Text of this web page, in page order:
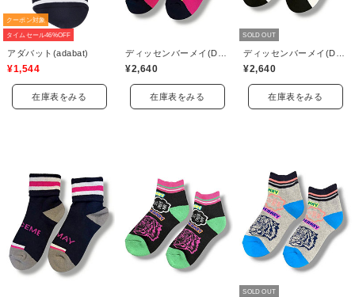
クーポン対象
タイムセール46%OFF
アダバット(adabat)
¥1,544
在庫表をみる
¥2,640
在庫表をみる
SOLD OUT
¥2,640
在庫表をみる
SOLD OUT